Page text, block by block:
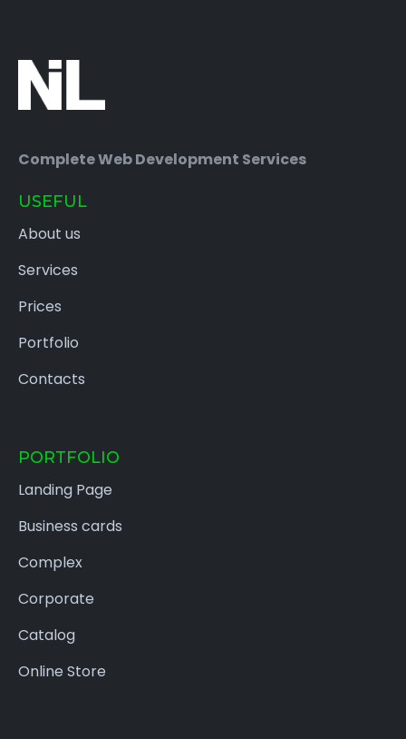
Complete Web Development Services
USEFUL
About us
Services
Prices
Portfolio
Contacts
PORTFOLIO
Landing Page
Business cards
Complex
Corporate
Catalog
Online Store